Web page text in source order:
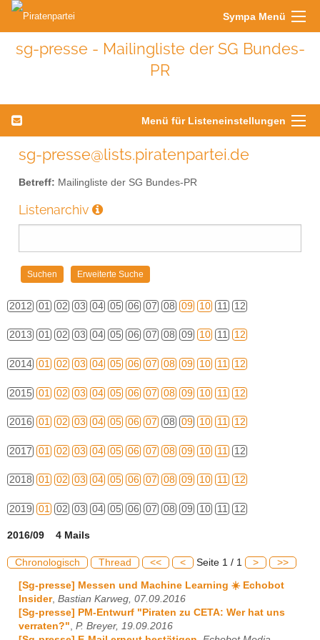
Sympa Menü
sg-presse - Mailingliste der SG Bundes-
PR
Menü für Listeneinstellungen
sg-presse@lists.piratenpartei.de
Betreff: Mailingliste der SG Bundes-PR
Listenarchiv
2012 01 02 03 04 05 06 07 08 09 10 11 12
2013 01 02 03 04 05 06 07 08 09 10 11 12
2014 01 02 03 04 05 06 07 08 09 10 11 12
2015 01 02 03 04 05 06 07 08 09 10 11 12
2016 01 02 03 04 05 06 07 08 09 10 11 12
2017 01 02 03 04 05 06 07 08 09 10 11 12
2018 01 02 03 04 05 06 07 08 09 10 11 12
2019 01 02 03 04 05 06 07 08 09 10 11 12
2016/09 4 Mails
Chronologisch Thread << < Seite 1 / 1 > >>
[Sg-presse] Messen und Machine Learning ☀️ Echobot
Insider, Bastian Karweg, 07.09.2016
[Sg-presse] PM-Entwurf "Piraten zu CETA: Wer hat uns
verraten?", P. Breyer, 19.09.2016